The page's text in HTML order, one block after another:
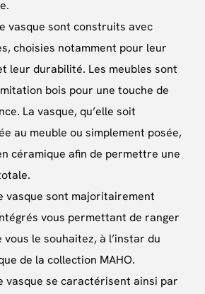
vasque sont construits avec
choisies notamment pour leur
leur durabilité. Les meubles sont
bois pour une touche de
La vasque, qu’elle soit
au meuble ou simplement posée,
céramique afin de permettre une
vasque sont majoritairement
vous permettant de ranger
le souhaitez, à l’instar du
de la collection MAHO.
vasque se caractérisent ainsi par